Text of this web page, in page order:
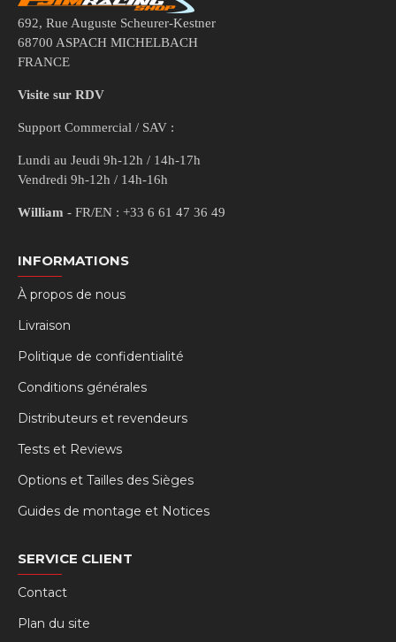
692, Rue Auguste Scheurer-Kestner
68700 ASPACH MICHELBACH
FRANCE
Visite sur RDV
Support Commercial / SAV :
Lundi au Jeudi 9h-12h / 14h-17h
Vendredi 9h-12h / 14h-16h
William - FR/EN : +33 6 61 47 36 49
INFORMATIONS
À propos de nous
Livraison
Politique de confidentialité
Conditions générales
Distributeurs et revendeurs
Tests et Reviews
Options et Tailles des Sièges
Guides de montage et Notices
SERVICE CLIENT
Contact
Plan du site